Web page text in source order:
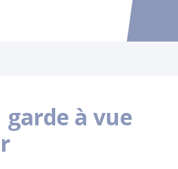
Accéder
garde à vue